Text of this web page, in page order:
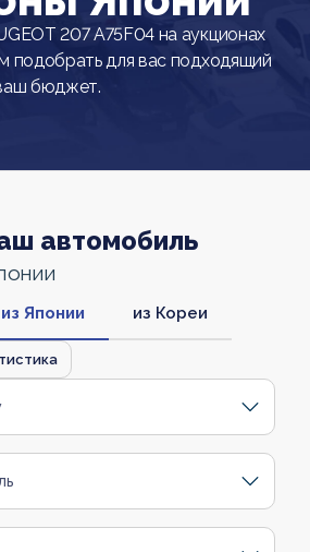
207 A75F04 на аукционах
подобрать для вас подходящий
бюджет.
автомобиль
из Японии из Кореи